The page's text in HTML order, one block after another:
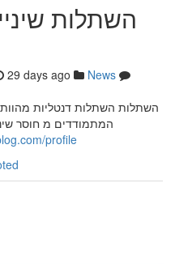
השתלות
29 days ago
News
השתלות השתלות דנטליות
המתמודדים מ חוסר
profile